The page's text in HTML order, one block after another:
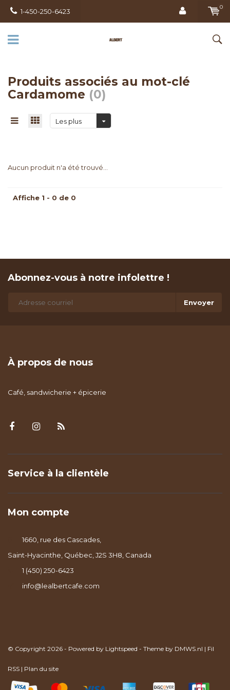
1-450-250-6423
0
Produits associés au mot-clé
Cardamome (0)
Les plus
Aucun produit n'a été trouvé...
Affiche 1 - 0 de 0
Abonnez-vous à notre infolettre !
Envoyer
À propos de nous
Café, sandwicherie + épicerie
Service à la clientèle
Mon compte
1660, rue des Cascades,
Saint-Hyacinthe, Québec, J2S 3H8, Canada
1 (450) 250-6423
info@lealbertcafe.com
© Copyright 2026 - Powered by Lightspeed - Theme by DMWS.nl | Fil
RSS | Plan du site